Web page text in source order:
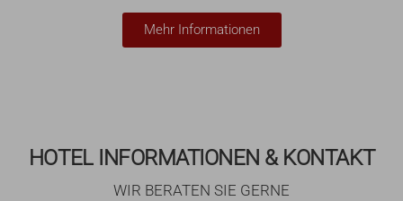
Mehr Informationen
HOTEL INFORMATIONEN & KONTAKT
WIR BERATEN SIE GERNE